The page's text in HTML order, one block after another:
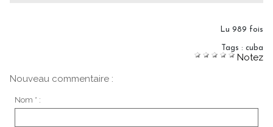
Lu 989 fois
Tags : cuba
Notez
Nouveau commentaire :
Nom * :